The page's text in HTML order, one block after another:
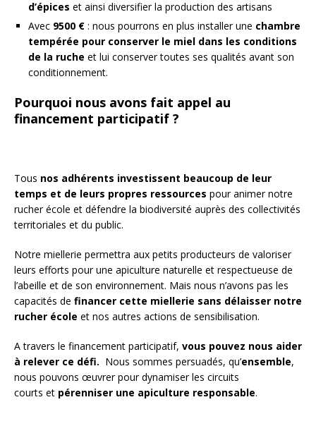
d’épices et ainsi diversifier la production des artisans
Avec 9500 € : nous pourrons en plus installer une chambre
tempérée pour conserver le miel dans les conditions
de la ruche et lui conserver toutes ses qualités avant son
conditionnement.
Pourquoi nous avons fait appel au
financement participatif ?
Tous nos adhérents investissent beaucoup de leur
temps et de leurs propres ressources pour animer notre
rucher école et défendre la biodiversité auprès des collectivités
territoriales et du public.
Notre miellerie permettra aux petits producteurs de valoriser
leurs efforts pour une apiculture naturelle et respectueuse de
l’abeille et de son environnement. Mais nous n’avons pas les
capacités de financer cette miellerie sans délaisser notre
rucher école et nos autres actions de sensibilisation.
A travers le financement participatif, vous pouvez nous aider
à relever ce défi. Nous sommes persuadés, qu’ensemble,
nous pouvons œuvrer pour dynamiser les circuits
courts et pérenniser une apiculture responsable.